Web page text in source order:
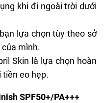
khi đi ngoài trời dưới
lựa chọn tùy theo sở
mình.
Skin là lựa chọn hoàn
tiền eo hẹp.
SPF50+/PA+++